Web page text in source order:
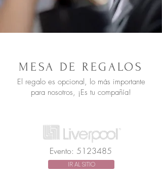
MESA DE REGALOS
El regalo es opcional, lo más importante
para nosotros, ¡Es tu compañía!
Evento: 5123485
IR AL SITIO